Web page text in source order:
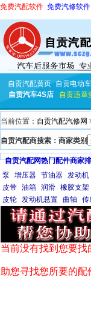
免费汽配软件 免费汽修软件
自贡汽配黄页 自贡电动车
自贡汽车4S店
自贡违章
当前位置： 自贡汽配汽修网
自贡汽配商搜索：商家类别
自贡汽配网热门配件商家
泵
增压器 节油器 发动机
皮带 油箱 润滑 橡胶支架
皮轮 发动机悬置 曲轴 传
当前没有找到您要
助您寻找您所要的配